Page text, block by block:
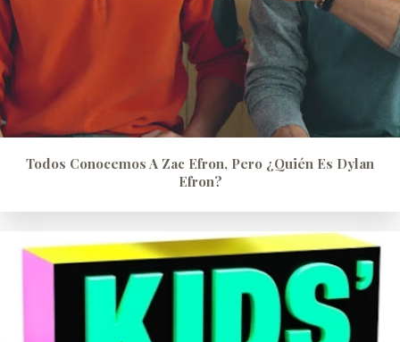
Todos Conocemos A Zac Efron, Pero ¿quién Es Dylan
Efron?